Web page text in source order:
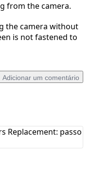
from the camera.
the camera without
is not fastened to
Adicionar um comentário